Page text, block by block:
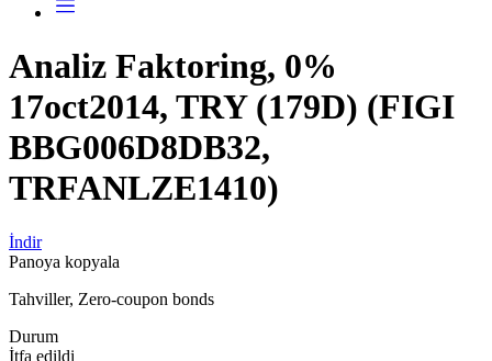
Analiz Faktoring, 0%
17oct2014, TRY (179D) (FIGI
BBG006D8DB32,
TRFANLZE1410)
İndir
Panoya kopyala
Tahviller, Zero-coupon bonds
Durum
İtfa edildi